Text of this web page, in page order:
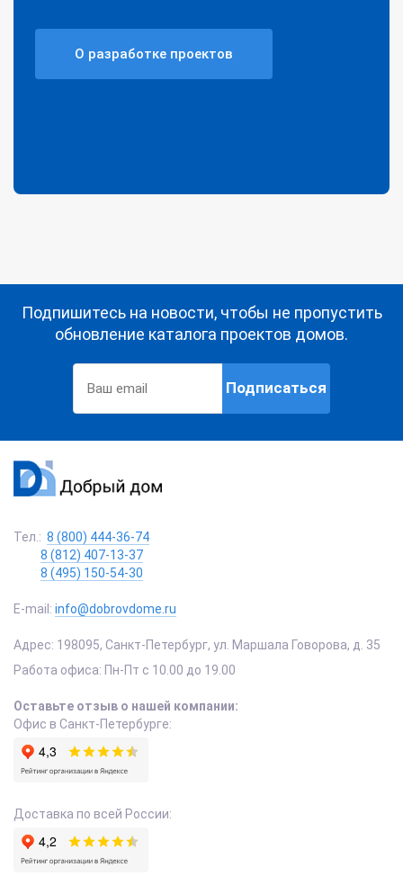
О разработке проектов
Подпишитесь на новости, чтобы не пропустить
обновление каталога проектов домов.
Подписаться
Тел.: 8 (800) 444-36-74
8 (812) 407-13-37
8 (495) 150-54-30
E-mail: info@dobrovdome.ru
Адрес: 198095, Санкт-Петербург, ул. Маршала Говорова, д. 35
Работа офиса: Пн-Пт с 10.00 до 19.00
Оставьте отзыв о нашей компании:
Офис в Санкт-Петербурге:
Доставка по всей России: